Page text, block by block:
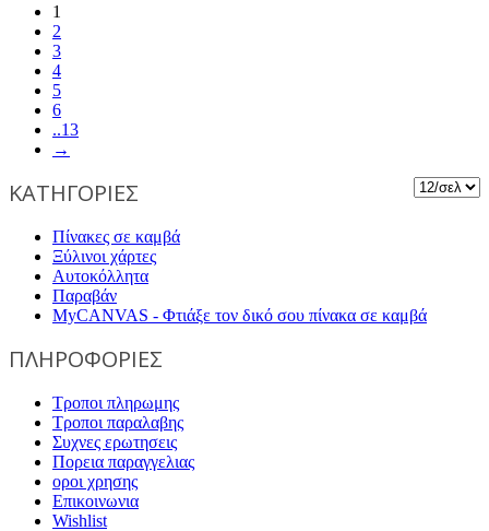
1
2
3
4
5
6
..13
→
ΚΑΤΗΓΟΡΙΕΣ
Πίνακες σε καμβά
Ξύλινοι χάρτες
Αυτοκόλλητα
Παραβάν
MyCANVAS - Φτιάξε τον δικό σου πίνακα σε καμβά
ΠΛΗΡΟΦΟΡΙΕΣ
Τροποι πληρωμης
Τροποι παραλαβης
Συχνες ερωτησεις
Πορεια παραγγελιας
οροι χρησης
Επικοινωνια
Wishlist